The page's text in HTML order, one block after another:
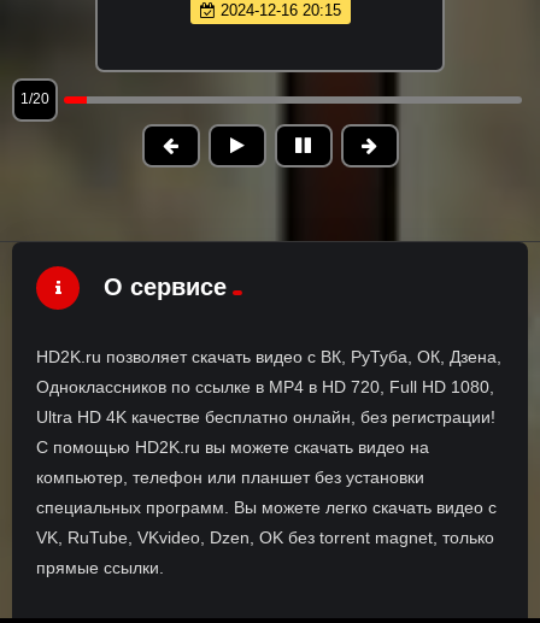
2024-12-16 20:15
1/20
О сервисе
HD2K.ru позволяет скачать видео с ВК, РуТуба, ОК, Дзена,
Одноклассников по ссылке в MP4 в HD 720, Full HD 1080,
Ultra HD 4K качестве бесплатно онлайн, без регистрации!
С помощью HD2K.ru вы можете скачать видео на
компьютер, телефон или планшет без установки
специальных программ. Вы можете легко скачать видео с
VK, RuTube, VKvideo, Dzen, OK без torrent magnet, только
прямые ссылки.